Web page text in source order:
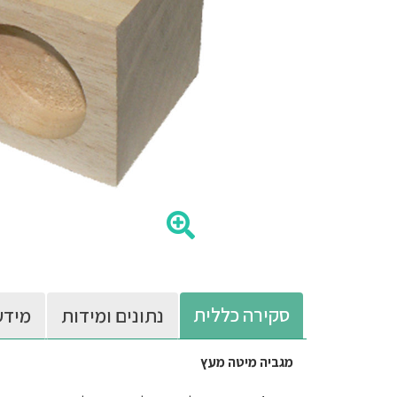
סקירה כללית נתונים ומידות
מגביה מיטה מעץ